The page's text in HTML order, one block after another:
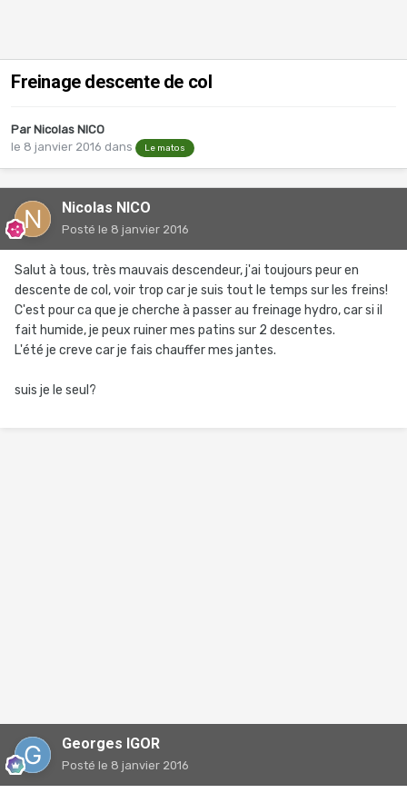
Freinage descente de col
Par Nicolas NICO
le 8 janvier 2016 dans Le matos
Nicolas NICO
Posté le 8 janvier 2016
Salut à tous, très mauvais descendeur, j'ai toujours peur en
descente de col, voir trop car je suis tout le temps sur les freins!
C'est pour ca que je cherche à passer au freinage hydro, car si il
fait humide, je peux ruiner mes patins sur 2 descentes.
L'été je creve car je fais chauffer mes jantes.
suis je le seul?
Georges IGOR
Posté le 8 janvier 2016